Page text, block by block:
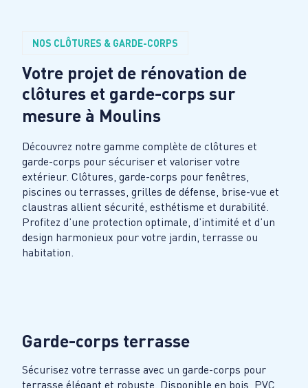
NOS CLÔTURES & GARDE-CORPS
Votre projet de rénovation de
clôtures et garde-corps sur
mesure à Moulins
Découvrez notre gamme complète de clôtures et
garde-corps pour sécuriser et valoriser votre
extérieur. Clôtures, garde-corps pour fenêtres,
piscines ou terrasses, grilles de défense, brise-vue et
claustras allient sécurité, esthétisme et durabilité.
Profitez d’une protection optimale, d’intimité et d’un
design harmonieux pour votre jardin, terrasse ou
habitation.
Garde-corps terrasse
Sécurisez votre terrasse avec un garde-corps pour
terrasse élégant et robuste. Disponible en bois, PVC,